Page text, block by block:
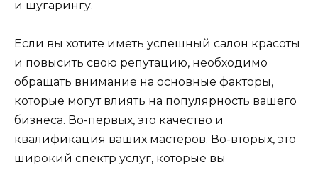
и шугарингу.
Если вы хотите иметь успешный салон красоты
и повысить свою репутацию, необходимо
обращать внимание на основные факторы,
которые могут влиять на популярность вашего
бизнеса. Во-первых, это качество и
квалификация ваших мастеров. Во-вторых, это
широкий спектр услуг, которые вы